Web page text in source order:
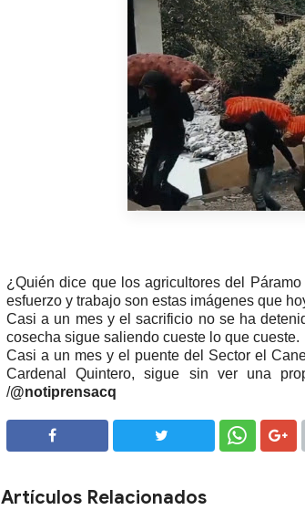
¿Quién dice que los agricultores del
esfuerzo y trabajo son estas imágenes que
Casi a un mes y el sacrificio no se ha
cosecha sigue saliendo cueste lo que cueste.
Casi a un mes y el puente del Sector el
Cardenal Quintero, sigue sin ver una
/@notiprensacq
Artículos Relacionados